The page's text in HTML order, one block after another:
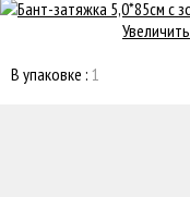
Увеличить
В упаковке : 1